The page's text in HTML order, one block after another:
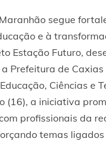
segue
e à
Estação Futuro,
Prefeitura de
Ciências e
(16), a iniciativa
profissionais da
temas